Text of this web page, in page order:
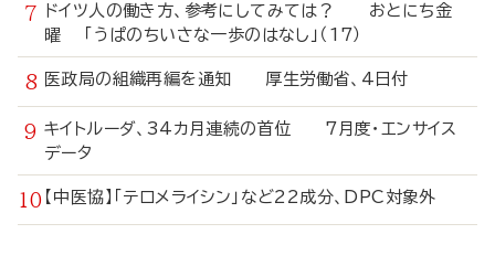
ドイツ人の働き方、参考にしてみては？ おとにち金
曜 「うぱのちいさな一歩のはなし」（17）
医政局の組織再編を通知 厚生労働省、4日付
キイトルーダ、34カ月連続の首位 7月度・エンサイス
データ
【中医協】「テロメライシン」など22成分、DPC対象外